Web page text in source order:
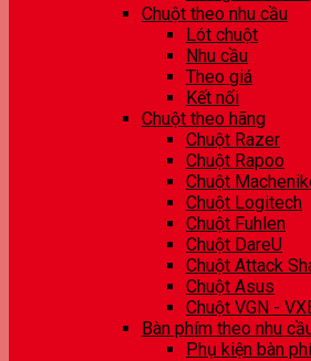
Chuột theo nhu cầu
Lót chuột
Nhu cầu
Theo giá
Kết nối
Chuột theo hãng
Chuột Razer
Chuột Rapoo
Chuột
Chuột Logitech
Chuột Fuhlen
Chuột DareU
Chuột Attack
Chuột Asus
Chuột VGN -
Bàn phím theo nhu
Phụ kiện bàn